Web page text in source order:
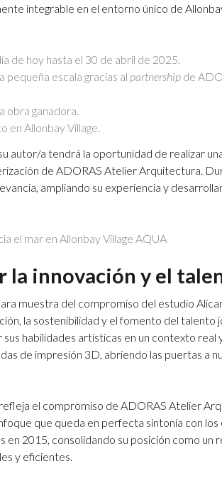
integrable en el entorno único de
de hoy hasta el 30 de abril de 2025.
escala gracias al partnership de
obra ganadora.
en Allonbay Village.
autor/a tendrá la oportunidad de realizar
de ADORAS Atelier Arquitectura.
ampliando su experiencia y
la innovación y el
muestra del compromiso del estudio
la sostenibilidad y el fomento del talento
habilidades artísticas en un contexto real
de impresión 3D, abriendo las puertas a
el compromiso de ADORAS Atelier
que queda en perfecta sintonía con
en 2015, consolidando su posición como
y eficientes.